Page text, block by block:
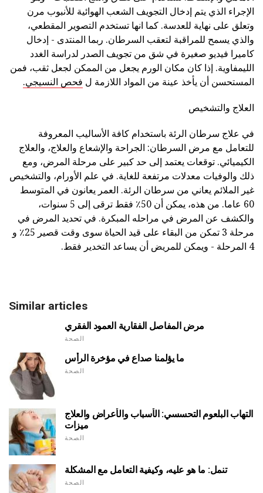
الإجراء الذي يتم إدخال التجويف الشعب الهوائية للأنبوب مرن
وتعلق على نهاية للعدسة. كما انها تستخدم التصوير المقطعي،
والذي يسمح للمراقبة لتعقب السرطان. ربما المنتدى - إدخال
كاميرا فيديو صغيرة في شق من تجويف الصدر لدراسة الغدد
الليمفاوية. إذا كان مكان الورم يجعل من الممكن لجعل ثقب، فمن
المستحسن أن يأخذ عينة من المواد اللازمة ل فحص النسيجي.
العلاج والتشخيص
في علاج سرطان الرئة باستخدام كافة الأساليب المعروفة
للتعامل مع مرض السرطان: الجراحة والإشعاع والعلاج، والعلاج
الكيميائي. توقعات يعتمد إلى حد كبير على مرحلة المرض، ومع
ذلك والوفيات معدلات مرتفعة للغاية. في علم الأورام، والتشخيص
غير الملائم يعاني من سرطان الرئة. العمر يعانون في المتوسط
60 عاما. من هذه، يمكن أن 50٪ فقط ترقى إلى 5 سنوات،
والكشف عن المرض في مراحله المبكرة. في تحديد المرض في
مرحلة 3 تمكن من البقاء على قيد الحياة سوى وقت قصير 25٪ و
4 المرحلة - ويمكن للمريض أن يساعد التخدير فقط.
Similar articles
مرض المفاصل الفقارية العمود الفقري
الصحة
ما يؤلمنا صداع في مؤخرة الرأس
الصحة
التهاب البلعوم التحسسي: الأسباب والأعراض والعلاج
ميزات
الصحة
تنمل: ما هو عليه، وكيفية التعامل مع المشكلة
الصحة